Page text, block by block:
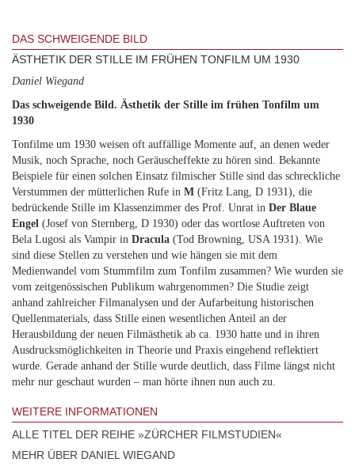
DAS SCHWEIGENDE BILD
ÄSTHETIK DER STILLE IM FRÜHEN TONFILM UM 1930
Daniel Wiegand
Das schweigende Bild. Ästhetik der Stille im frühen Tonfilm um
1930
Tonfilme um 1930 weisen oft auffällige Momente auf, an denen weder
Musik, noch Sprache, noch Geräuscheffekte zu hören sind. Bekannte
Beispiele für einen solchen Einsatz filmischer Stille sind das schreckliche
Verstummen der mütterlichen Rufe in M (Fritz Lang, D 1931), die
bedrückende Stille im Klassenzimmer des Prof. Unrat in Der Blaue
Engel (Josef von Sternberg, D 1930) oder das wortlose Auftreten von
Bela Lugosi als Vampir in Dracula (Tod Browning, USA 1931). Wie
sind diese Stellen zu verstehen und wie hängen sie mit dem
Medienwandel vom Stummfilm zum Tonfilm zusammen? Wie wurden sie
vom zeitgenössischen Publikum wahrgenommen? Die Studie zeigt
anhand zahlreicher Filmanalysen und der Aufarbeitung historischen
Quellenmaterials, dass Stille einen wesentlichen Anteil an der
Herausbildung der neuen Filmästhetik ab ca. 1930 hatte und in ihren
Ausdrucksmöglichkeiten in Theorie und Praxis eingehend reflektiert
wurde. Gerade anhand der Stille wurde deutlich, dass Filme längst nicht
mehr nur geschaut wurden – man hörte ihnen nun auch zu.
WEITERE INFORMATIONEN
ALLE TITEL DER REIHE »ZÜRCHER FILMSTUDIEN«
MEHR ÜBER DANIEL WIEGAND